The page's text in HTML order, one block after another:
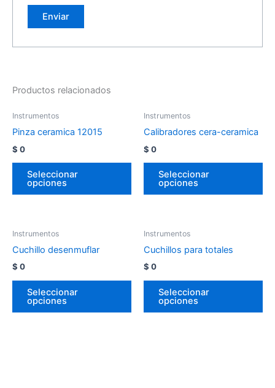
Productos relacionados
Instrumentos
Pinza ceramica 12015
$ 0
Seleccionar
opciones
Instrumentos
Calibradores cera-ceramica
$ 0
Seleccionar
opciones
Instrumentos
Cuchillo desenmuflar
$ 0
Seleccionar
opciones
Instrumentos
Cuchillos para totales
$ 0
Seleccionar
opciones